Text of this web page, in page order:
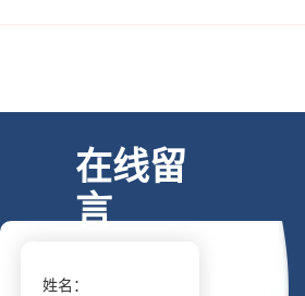
在线留
言
姓名：